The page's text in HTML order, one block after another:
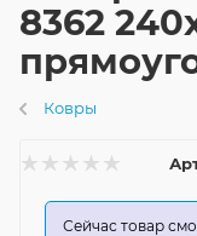
8362
Ковры
Сейчас товар